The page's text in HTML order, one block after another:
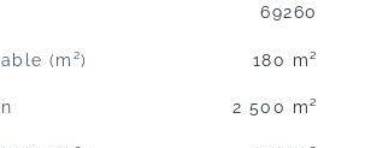
69260
(m²) 180 m²
2 500 m²